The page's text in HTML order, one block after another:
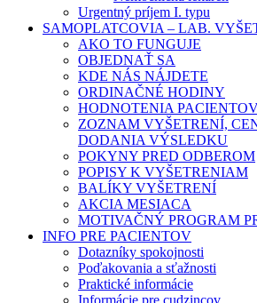
Urgentný príjem I. typu
SAMOPLATCOVIA – LAB.
AKO TO FUNGUJE
OBJEDNAŤ SA
KDE NÁS NÁJDETE
ORDINAČNÉ HODINY
HODNOTENIA
ZOZNAM VYŠETRENÍ,
DODANIA VÝSLEDKU
POKYNY PRED ODBEROM
POPISY K VYŠETRENIAM
BALÍKY VYŠETRENÍ
AKCIA MESIACA
MOTIVAČNÝ PROGRAM
INFO PRE PACIENTOV
Dotazníky spokojnosti
Poďakovania a sťažnosti
Praktické informácie
Informácie pre cudzincov